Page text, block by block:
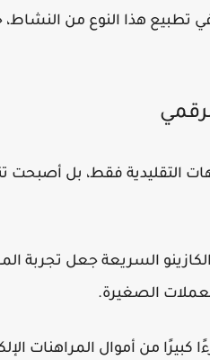
تطبيع هذا النوع من
التقليدية فقط، بل
السريعة جعل تجربة
الصغيرة.
من أموال المراهنات